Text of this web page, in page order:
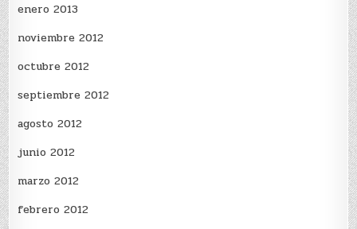
enero 2013
noviembre 2012
octubre 2012
septiembre 2012
agosto 2012
junio 2012
marzo 2012
febrero 2012